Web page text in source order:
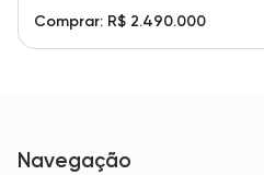
Comprar: R$ 2.490.000
Navegação